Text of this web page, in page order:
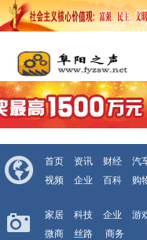
首页 资讯 财经 汽
视频
企业 百科 购
家居 科技 企业 游
微商
丝路 商务